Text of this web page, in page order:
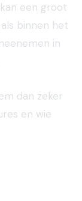
een groot
binnen het
in
dan zeker
en wie